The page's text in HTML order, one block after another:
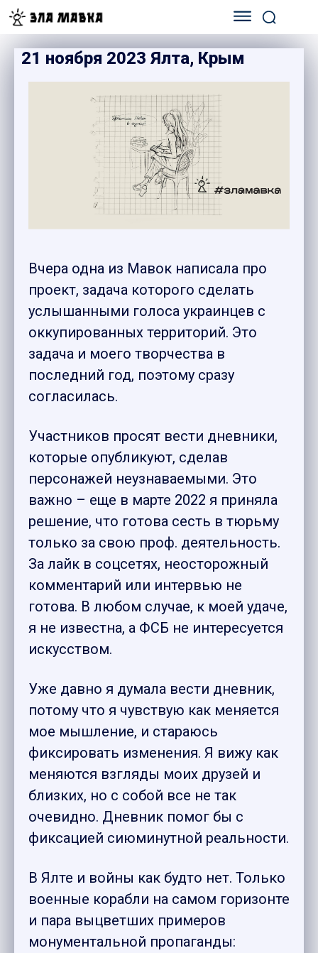
21 ноября 2023 Ялта, Крым
Вчера одна из Мавок написала про
проект, задача которого сделать
услышанными голоса украинцев с
оккупированных территорий. Это
задача и моего творчества в
последний год, поэтому сразу
согласилась.
Участников просят вести дневники,
которые опубликуют, сделав
персонажей неузнаваемыми. Это
важно – еще в марте 2022 я приняла
решение, что готова сесть в тюрьму
только за свою проф. деятельность.
За лайк в соцсетях, неосторожный
комментарий или интервью не
готова. В любом случае, к моей удаче,
я не известна, а ФСБ не интересуется
искусством.
Уже давно я думала вести дневник,
потому что я чувствую как меняется
мое мышление, и стараюсь
фиксировать изменения. Я вижу как
меняются взгляды моих друзей и
близких, но с собой все не так
очевидно. Дневник помог бы с
фиксацией сиюминутной реальности.
В Ялте и войны как будто нет. Только
военные корабли на самом горизонте
и пара выцветших примеров
монументальной пропаганды: